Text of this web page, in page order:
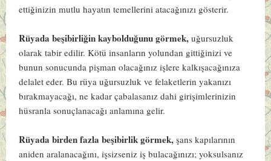
ettiğinizin mutlu hayatın temellerini atacağınızı gösterir.
Rüyada beşibirliğin kaybolduğunu görmek, uğursuzluk
olarak tabir edilir. Kötü insanların yolundan gittiğinizi ve
bunun sonucunda pişman olacağınız işlere kalkışacağınıza
delalet eder. Bu rüya uğursuzluk ve felaketlerin yakanızı
bırakmayacağı, ne kadar çabalasanız dahi girişimlerinizin
hüsranla sonuçlanacağı anlamına gelir.
Rüyada birden fazla beşibirlik görmek, şans kapılarının
aniden aralanacağını, işsizseniz iş bulacağınızı; yoksulsanız